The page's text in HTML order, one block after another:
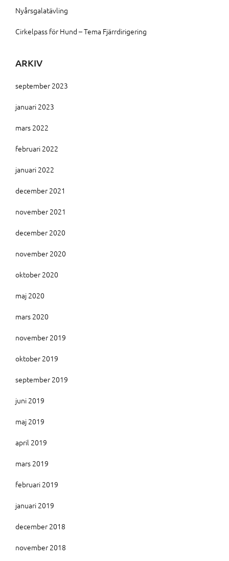
Nyårsgalatävling
Cirkelpass för Hund – Tema Fjärrdirigering
ARKIV
september 2023
januari 2023
mars 2022
februari 2022
januari 2022
december 2021
november 2021
december 2020
november 2020
oktober 2020
maj 2020
mars 2020
november 2019
oktober 2019
september 2019
juni 2019
maj 2019
april 2019
mars 2019
februari 2019
januari 2019
december 2018
november 2018